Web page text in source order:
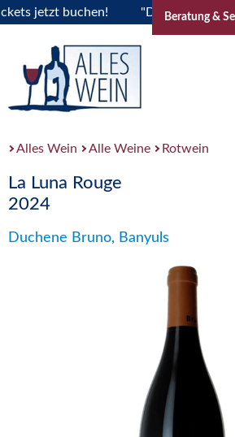
jetzt buchen! "Das Sommerfest
Beratung &
Alles Wein Alle Weine Rotwein
La Luna Rouge
2024
Duchene Bruno, Banyuls